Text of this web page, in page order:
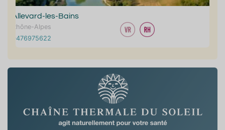
Allevard-les-Bains
Rhône-Alpes
0476975622